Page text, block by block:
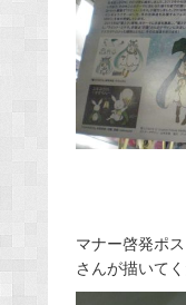
マナー啓発ポ
さんが描いて